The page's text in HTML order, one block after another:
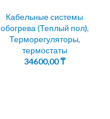
Кабельные системы
обогрева (Теплый пол),
Терморегуляторы,
термостаты
34600,00₸